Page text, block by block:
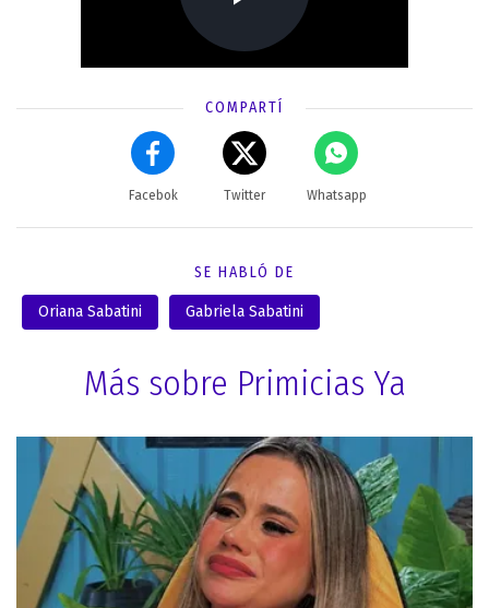
COMPARTÍ
Facebok Twitter Whatsapp
SE HABLÓ DE
Oriana Sabatini Gabriela Sabatini
Más sobre Primicias Ya